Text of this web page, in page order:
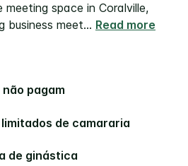
space in Coralville,
business meet... Read more
não pagam
limitados de camararia
de ginástica